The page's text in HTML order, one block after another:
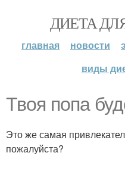
ДИЕТА
главная новости
виды
Твоя попа
Это же самая
пожалуйста?